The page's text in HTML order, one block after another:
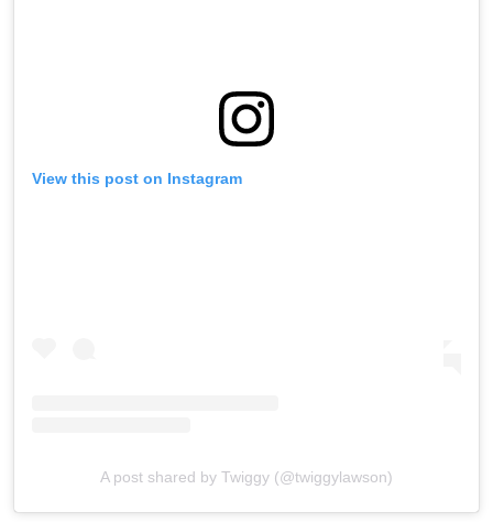
View this post on Instagram
A post shared by Twiggy (@twiggylawson)